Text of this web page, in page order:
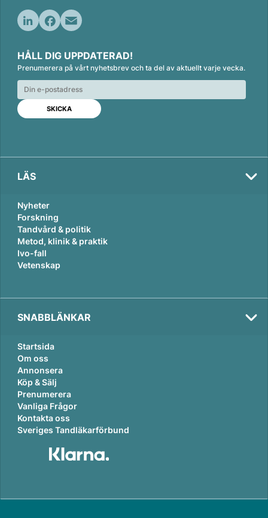
n
k
e
d
n
c
e
b
o
o
k
a
i
l
HÅLL DIG UPPDATERAD!
Prenumerera på vårt nyhetsbrev och ta del av aktuellt varje vecka.
LÄS
Nyheter
Forskning
Tandvård & politik
Metod, klinik & praktik
Ivo-fall
Vetenskap
SNABBLÄNKAR
Startsida
Om oss
Annonsera
Köp & Sälj
Prenumerera
Vanliga Frågor
Kontakta oss
Sveriges Tandläkarförbund